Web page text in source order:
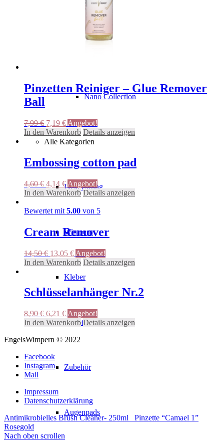
Rosegold Collection
Nano Collection
Alle Kategorien
Lash Lifting
Wimpern
Kleber
Pinzetten
Zubehör
Augenpads
Pinzetten Reiniger – Glue Remover
Ball
7,99€ Ursprünglicher
Preis
war:
7,19 €Aktueller
Preis
ist:
Angebot!
In den Warenkorb Details anzeigen
Embossing cotton pad
4,60€ Ursprünglicher
Preis
4,60 €
4,14 €Aktueller
Preis
4,14 €.
Angebot!
In den Warenkorb Details anzeigen
Bewertet mit 5.00 von 5
Cream Remover
14,50€ Ursprünglicher
Preis
14,50 €
13,05 €Aktueller
Preis
13,05 €.
Angebot!
In den Warenkorb Details anzeigen
Schlüsselanhänger Nr.2
8,90€ Ursprünglicher
Preis
8,90 €
6,21 €Aktueller
Preis
6,21 €.
Angebot!
In den Warenkorb Details anzeigen
EngelsWimpern © 2022
Facebook
Instagram
Mail
Impressum
Datenschutzerklärung
Antimikrobielles Brush Cleaner- 250ml
Pinzette “Camael 1”
Rosegold
Nach oben scrollen